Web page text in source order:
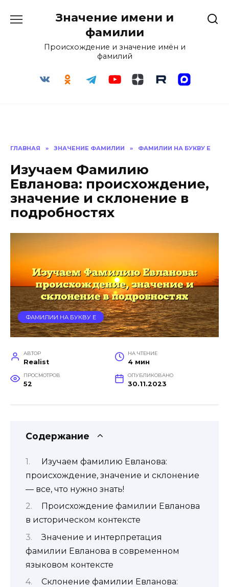
Значение имени и
фамилии
Происхождение и значение имён и
фамилий
ГЛАВНАЯ » ЗНАЧЕНИЕ ФАМИЛИИ » ФАМИЛИИ НА БУКВУ Е
Изучаем Фамилию
Евланова: происхождение,
значение и склонение в
подробностях
ФАМИЛИИ НА БУКВУ Е
АВТОР
Realist
НА ЧТЕНИЕ
4 мин
ПРОСМОТРОВ
52
ОПУБЛИКОВАНО
30.11.2023
Содержание
Изучаем фамилию Евланова:
происхождение, значение и склонение
— все, что нужно знать!
Происхождение фамилии Евланова
в историческом контексте
Значение и интерпретация
фамилии Евланова в современном
языковом контексте
Склонение фамилии Евланова: